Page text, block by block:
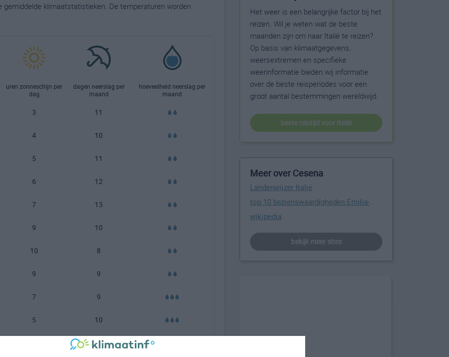
klimaatstatistieken. De temperaturen worden
uren zonneschijn per
dag
dagen neerslag per
maand
hoeveelheid neerslag per
maand
3 11
4 10
5 11
6 12
7 13
9 10
10 8
9 9
7 9
5 10
12
Het weer is een belangrijke factor bij het
reizen. Wil je weten wat de beste
maanden zijn om naar Italië te reizen?
Op basis van klimaatgegevens,
weersextremen en specifieke
weerinformatie bieden wij informatie
over de beste reisperiodes voor een
groot aantal bestemmingen wereldwijd.
beste reistijd voor Italië
Meer over Cesena
Landenwijzer Italië
top 10 bezienswaardigheden Emilia-Romagna
wikipedia
bekijk meer sites